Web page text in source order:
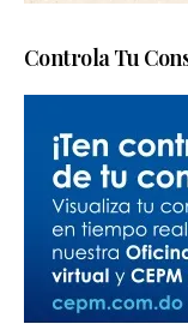
Controla Tu